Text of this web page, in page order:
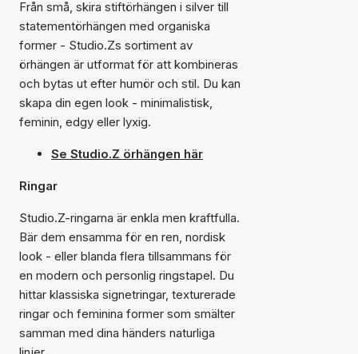
Från små, skira stiftörhängen i silver till
statementörhängen med organiska
former - Studio.Zs sortiment av
örhängen är utformat för att kombineras
och bytas ut efter humör och stil. Du kan
skapa din egen look - minimalistisk,
feminin, edgy eller lyxig.
Se Studio.Z örhängen här
Ringar
Studio.Z-ringarna är enkla men kraftfulla.
Bär dem ensamma för en ren, nordisk
look - eller blanda flera tillsammans för
en modern och personlig ringstapel. Du
hittar klassiska signetringar, texturerade
ringar och feminina former som smälter
samman med dina händers naturliga